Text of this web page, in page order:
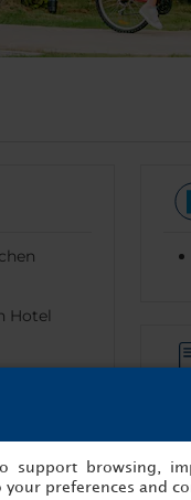
Hotel
support browsing,
preferences and